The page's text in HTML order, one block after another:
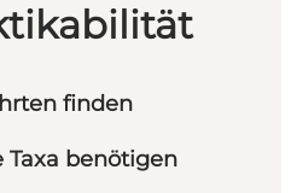
finden
Taxa benötigen